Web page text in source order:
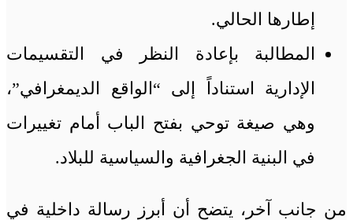
إطارها الحالي.
المطالبة بإعادة النظر في التقسيمات
الإدارية استناداً إلى “الواقع الديمغرافي”،
وهي صيغة توحي بفتح الباب أمام تغييرات
في البنية الجغرافية والسياسية للبلاد.
من جانب آخر، يتضح أن أبرز رسالة داخلية في